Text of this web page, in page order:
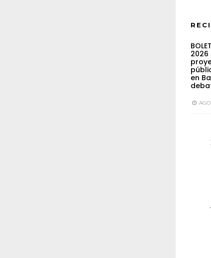
2026
en